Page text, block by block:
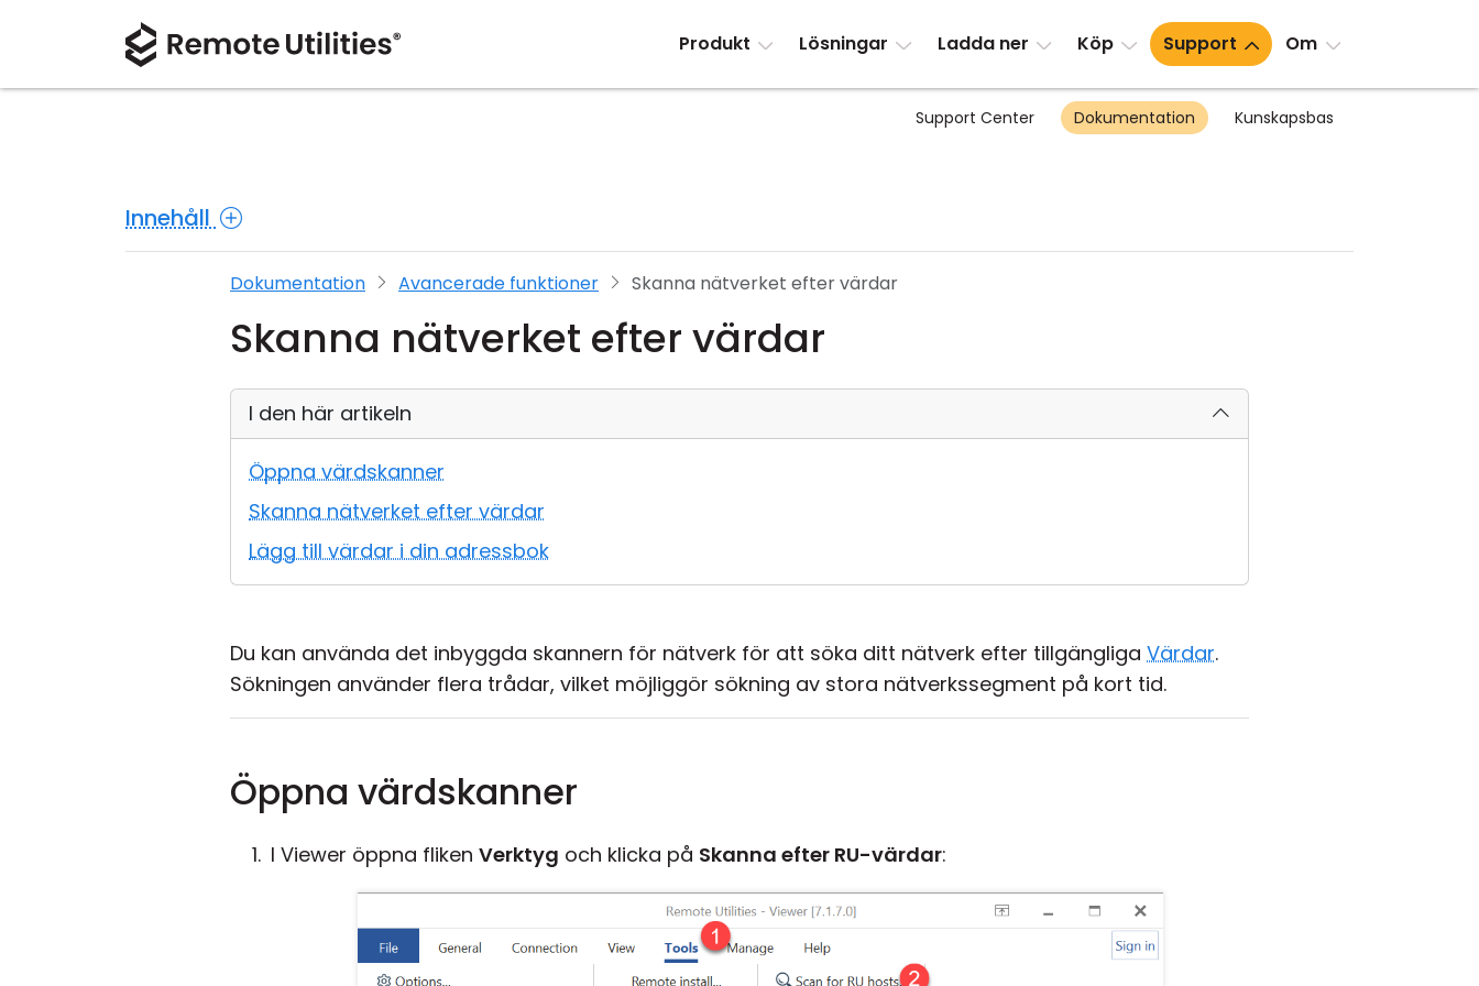
Produkt Lösningar Ladda ner Köp Support Om
Support Center Dokumentation Kunskapsbas
Innehåll
Dokumentation Avancerade funktioner Skanna nätverket efter värdar
Skanna nätverket efter värdar
I den här artikeln
Öppna värdskanner
Skanna nätverket efter värdar
Lägg till värdar i din adressbok
Du kan använda det inbyggda skannern för nätverk för att söka ditt nätverk efter tillgängliga Värdar.
Sökningen använder flera trådar, vilket möjliggör sökning av stora nätverkssegment på kort tid.
Öppna värdskanner
I Viewer öppna fliken Verktyg och klicka på Skanna efter RU-värdar: